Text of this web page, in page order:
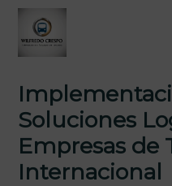
Soluciones
Empresas de
Internacional